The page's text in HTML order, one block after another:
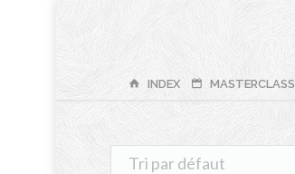
INDEX MASTERCLASS